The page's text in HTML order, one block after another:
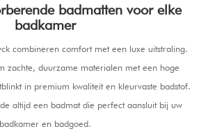
badmatten voor elke
badkamer
combineren comfort met een luxe uitstraling.
zachte, duurzame materialen met een hoge
in premium kwaliteit en kleurvaste badstof.
altijd een badmat die perfect aansluit bij uw
badkamer en badgoed.